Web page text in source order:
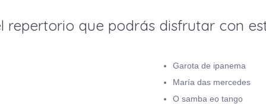
repertorio que podrás disfrutar con
Garota de ipanema
María das mercedes
O samba eo tango